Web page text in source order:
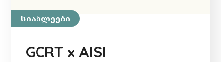
სიახლეები
GCRT x AISI